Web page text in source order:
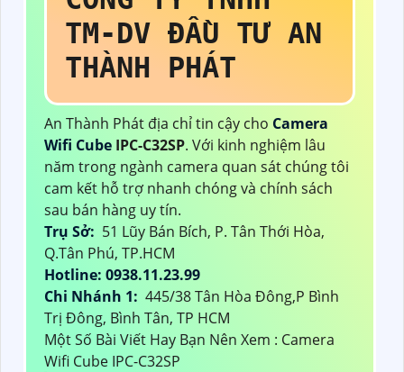
TM-DV ĐẦU TƯ AN
THÀNH PHÁT
An Thành Phát địa chỉ tin cậy cho Camera
Wifi Cube IPC-C32SP. Với kinh nghiệm lâu
năm trong ngành camera quan sát chúng tôi
cam kết hỗ trợ nhanh chóng và chính sách
sau bán hàng uy tín.
Trụ Sở: 51 Lũy Bán Bích, P. Tân Thới Hòa,
Q.Tân Phú, TP.HCM
Hotline: 0938.11.23.99
Chi Nhánh 1: 445/38 Tân Hòa Đông,P Bình
Trị Đông, Bình Tân, TP HCM
Một Số Bài Viết Hay Bạn Nên Xem : Camera
Wifi Cube IPC-C32SP